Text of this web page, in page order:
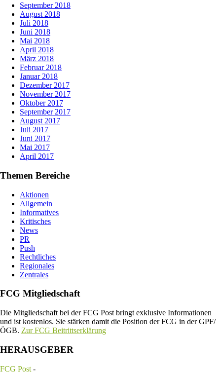
September 2018
August 2018
Juli 2018
Juni 2018
Mai 2018
April 2018
März 2018
Februar 2018
Januar 2018
Dezember 2017
November 2017
Oktober 2017
September 2017
August 2017
Juli 2017
Juni 2017
Mai 2017
April 2017
Themen Bereiche
Aktionen
Allgemein
Informatives
Kritisches
News
PR
Push
Rechtliches
Regionales
Zentrales
FCG Mitgliedschaft
Die Mitgliedschaft bei der FCG Post bringt exklusive Informationen
und ist kostenlos. Sie stärken damit die Position der FCG in der GPF/
ÖGB. Zur FCG Beitrittserklärung
HERAUSGEBER
FCG Post -